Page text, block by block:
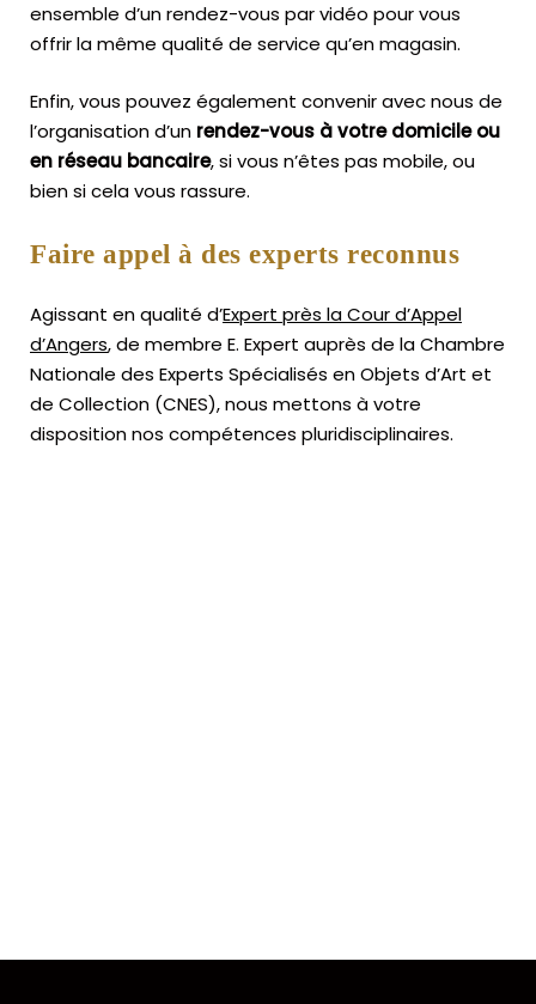
ensemble d’un rendez-vous par vidéo pour vous
offrir la même qualité de service qu’en magasin.
Enfin, vous pouvez également convenir avec nous de
l’organisation d’un rendez-vous à votre domicile ou
en réseau bancaire, si vous n’êtes pas mobile, ou
bien si cela vous rassure.
Faire appel à des experts reconnus
Agissant en qualité d’Expert près la Cour d’Appel
d’Angers, de membre E. Expert auprès de laChambre
Nationale des Experts Spécialisés en Objets d’Art et
de Collection (CNES),nous mettons à votre
disposition nos compétences pluridisciplinaires.